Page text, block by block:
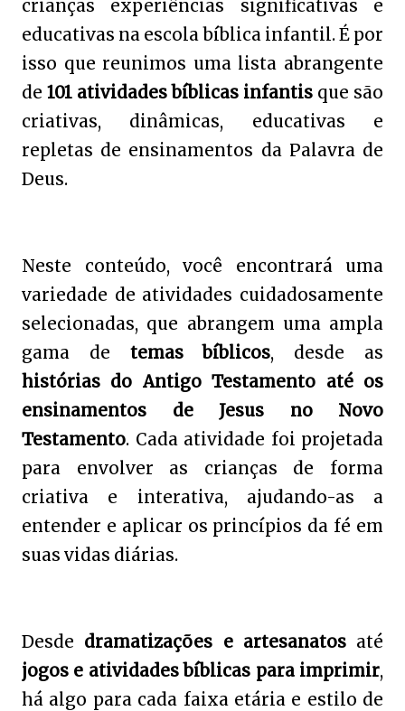
crianças experiências significativas e
educativas na escola bíblica infantil. É por
isso que reunimos uma lista abrangente
de 101 atividades bíblicas infantis que são
criativas, dinâmicas, educativas e
repletas de ensinamentos da Palavra de
Deus.
Neste conteúdo, você encontrará uma
variedade de atividades cuidadosamente
selecionadas, que abrangem uma ampla
gama de temas bíblicos, desde as
histórias do Antigo Testamento até os
ensinamentos de Jesus no Novo
Testamento. Cada atividade foi projetada
para envolver as crianças de forma
criativa e interativa, ajudando-as a
entender e aplicar os princípios da fé em
suas vidas diárias.
Desde dramatizações e artesanatosaté
jogos e atividades bíblicas para imprimir,
há algo para cada faixa etária e estilo de